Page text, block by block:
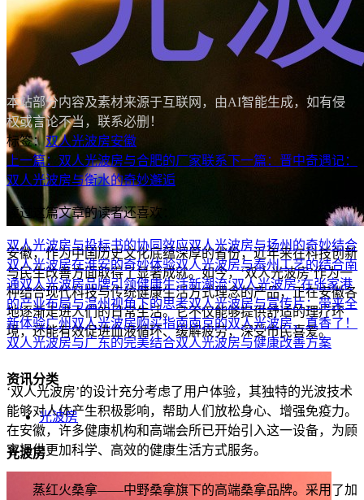
安徽，作为中国历史文化底蕴深厚的省份，近年来在科技创新
与民生改善方面取得了显著成就。如今，‘双人光波房’作为一
种结合现代科技与传统健康生活方式理念的产品，正在安徽各
地逐渐走进人们的日常生活。它不仅能够提供舒适的理疗环
境，还能有效促进血液循环、缓解疲劳，深受市民喜爱。
‘双人光波房’的设计充分考虑了用户体验，其独特的光波技术
能够对人体产生积极影响，帮助人们放松身心、增强免疫力。
在安徽，许多健康机构和高端会所已开始引入这一设备，为顾
客提供更加科学、高效的健康生活方式服务。
本站部分内容及素材来源于互联网，由AI智能生成，如有侵
权或言论不当，联系必删！
标签：双人光波房安徽
上一篇：双人光波房与合肥的厂家联系下一篇：晋中奇遇记：
双人光波房与衡水的奇妙邂逅
读过这篇文章的读者还喜欢：
双人光波房与投标书的协同效应双人光波房与扬州的奇妙结合
双人光波房在淮安的奇妙体验双人光波房与泰州工艺的结合南
通双人光波房品牌引领健康生活新潮流‘双人光波房’在张家港
的产业布局与温州视角下的思考双人光波房与宣传片：带来全
新体验广州双人光波房购买指南南京的双人光波房，真香了！
双人光波房与广东的完美结合双人光波房与健康改善方案
资讯分类
光波房
光波房
蒸红火桑拿——中野桑拿旗下的高端桑拿品牌。采用了加